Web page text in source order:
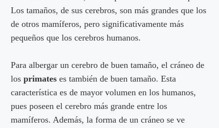
Los tamaños, de sus cerebros, son más grandes que los
de otros mamíferos, pero significativamente más
pequeños que los cerebros humanos.
Para albergar un cerebro de buen tamaño, el cráneo de
losprimates es también de buen tamaño. Esta
característica es de mayor volumen en los humanos,
pues poseen el cerebro más grande entre los
mamíferos. Además, la forma de un cráneo se ve